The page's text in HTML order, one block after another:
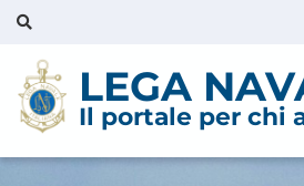
LEGA
Il portale per chi